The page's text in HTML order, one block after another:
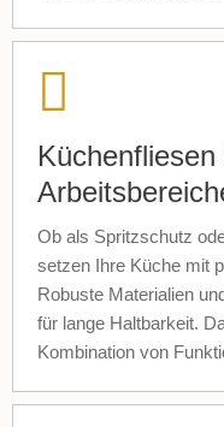
Ob als Spritzschutz
setzen Ihre Küche mit
Robuste Materialien
für lange Haltbarkeit.
Kombination von